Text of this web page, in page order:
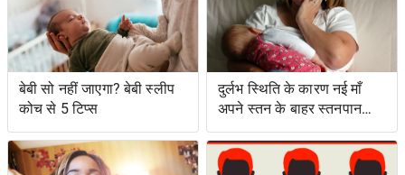
बेबी सो नहीं जाएगा? बेबी स्लीप
कोच से 5 टिप्स
दुर्लभ स्थिति के कारण नई माँ
अपने स्तन के बाहर स्तनपान
कराती है